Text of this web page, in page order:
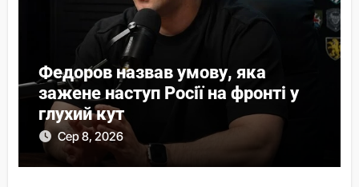
Федоров назвав умову, яка
зажене наступ Росії на фронті у
глухий кут
Сер 8, 2026